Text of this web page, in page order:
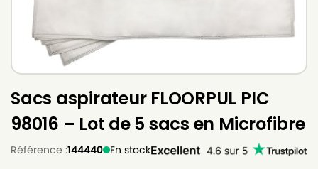
Sacs aspirateur FLOORPUL PIC
98016 – Lot de 5 sacs en Microfibre
Référence :144440 En stock